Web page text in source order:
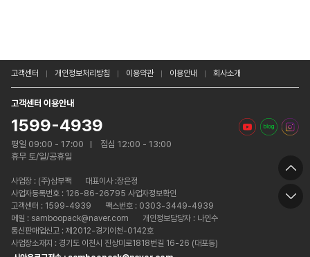
고객센터 개인정보처리방침 이용약관 이용안내 회사소개
고객센터 이용안내
1599-4939
평일 09:00 - 17:00
점심 12:00 - 13:00
휴무 토/일/공휴일
사업장 : (주)삼부팩
대표이사 :장은정
사업자등록번호 : 126-86-26795 사업자정보확인
고객센터 : 1599-4939
팩스번호 : 0303-3449-4939
메일 : samboopack@naver.com
개인정보담당자 : 나인수
통신판매업신고 : 제2012-경기이천-0142호
사업장소재지 : 경기도 이천시 진상미로1818번길 16-26 (대포동)